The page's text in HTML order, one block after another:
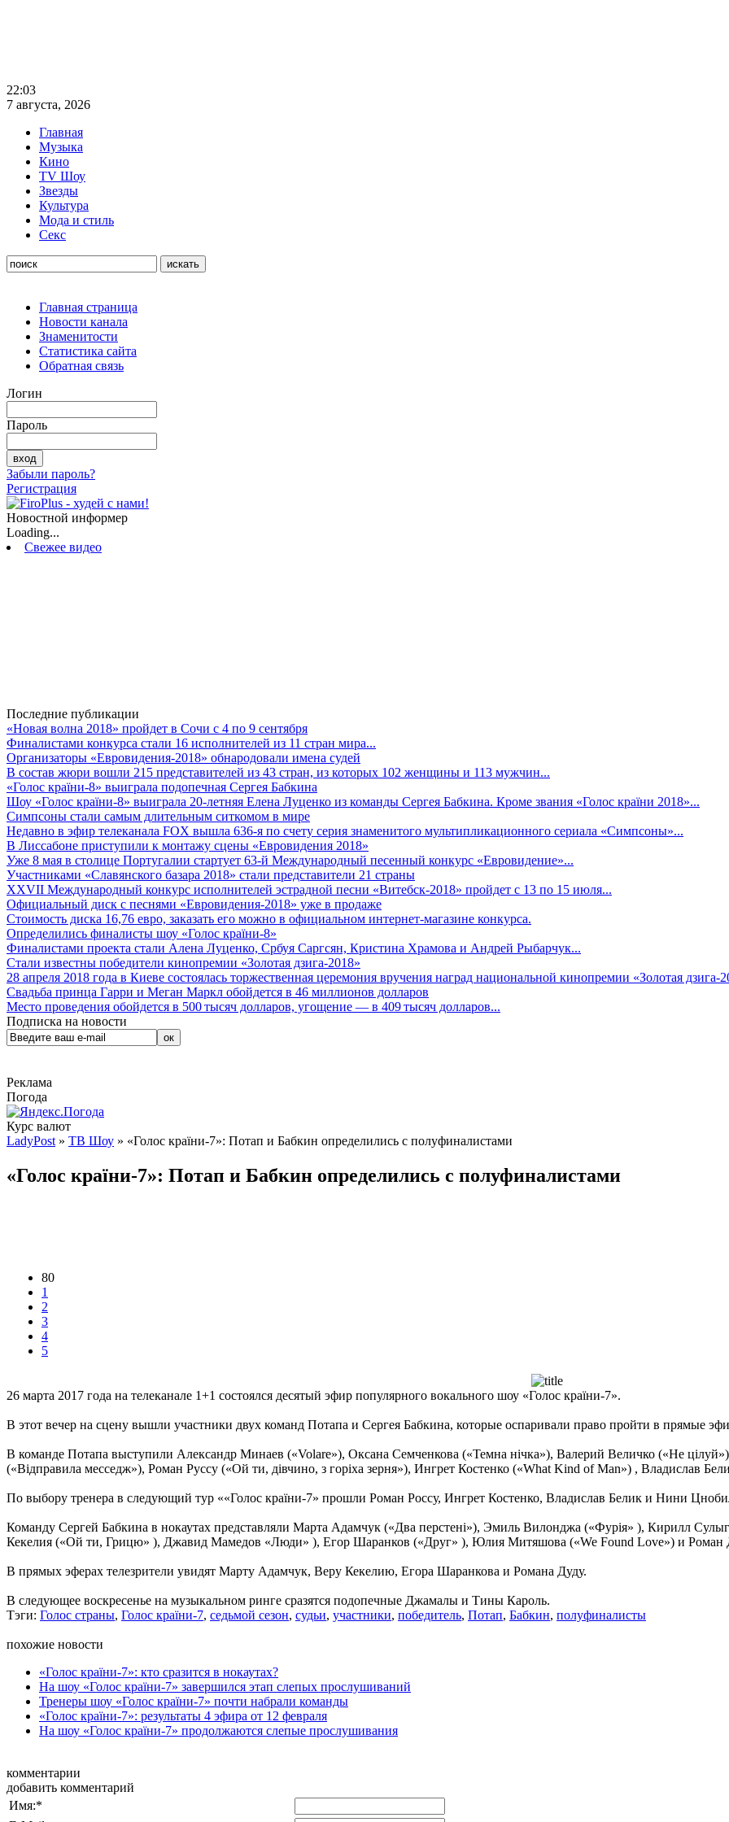
22:03
7 августа, 2026
Главная
Музыка
Кино
TV Шоу
Звезды
Культура
Мода и стиль
Секс
Главная страница
Новости канала
Знаменитости
Статистика сайта
Обратная связь
Логин
Пароль
Забыли пароль?
Регистрация
Новостной информер
Loading...
Свежее видео
Последние публикации
«Новая волна 2018» пройдет в Сочи с 4 по 9 сентября
Финалистами конкурса стали 16 исполнителей из 11 стран мира...
Организаторы «Евровидения-2018» обнародовали имена судей
В состав жюри вошли 215 представителей из 43 стран, из которых 102 женщины и 113 мужчин...
«Голос країни-8» выиграла подопечная Сергея Бабкина
Шоу «Голос країни-8» выиграла 20-летняя Елена Луценко из команды Сергея Бабкина. Кроме звания «Голос країни 2018»...
Симпсоны стали самым длительным ситкомом в мире
Недавно в эфир телеканала FOX вышла 636-я по счету серия знаменитого мультипликационного сериала «Симпсоны»...
В Лиссабоне приступили к монтажу сцены «Евровидения 2018»
Уже 8 мая в столице Португалии стартует 63-й Международный песенный конкурс «Евровидение»...
Участниками «Славянского базара 2018» стали представители 21 страны
XXVII Международный конкурс исполнителей эстрадной песни «Витебск-2018» пройдет с 13 по 15 июля...
Официальный диск с песнями «Евровидения-2018» уже в продаже
Стоимость диска 16,76 евро, заказать его можно в официальном интернет-магазине конкурса.
Определились финалисты шоу «Голос країни-8»
Финалистами проекта стали Алена Луценко, Србуя Саргсян, Кристина Храмова и Андрей Рыбарчук...
Стали известны победители кинопремии «Золотая дзига-2018»
28 апреля 2018 года в Киеве состоялась торжественная церемония вручения наград национальной кинопремии «Золотая дзига-
Свадьба принца Гарри и Меган Маркл обойдется в 46 миллионов долларов
Место проведения обойдется в 500 тысяч долларов, угощение — в 409 тысяч долларов...
Подписка на новости
Реклама
Погода
Курс валют
LadyPost » ТВ Шоу » «Голос країни-7»: Потап и Бабкин определились с полуфиналистами
«Голос країни-7»: Потап и Бабкин определились с полуфиналистами
80
1
2
3
4
5
26 марта 2017 года на телеканале 1+1 состоялся десятый эфир популярного вокального шоу «Голос країни-7».
В этот вечер на сцену вышли участники двух команд Потапа и Сергея Бабкина, которые оспаривали право пройти в прямые
В команде Потапа выступили Александр Минаев («Volare»), Оксана Семченкова («Темна нічка»), Валерий Величко («Не
(«Відправила месседж»), Роман Руссу («Ой ти, дівчино, з горіха зерня»), Ингрет Костенко («What Kind of Man») , Владислав
По выбору тренера в следующий тур ««Голос країни-7» прошли Роман Россу, Ингрет Костенко, Владислав Белик и Нини
Команду Сергей Бабкина в нокаутах представляли Марта Адамчук («Два перстені»), Эмиль Вилонджа («Фурія» ), Кирилл
Кекелия («Ой ти, Грицю» ), Джавид Мамедов «Люди» ), Егор Шаранков («Друг» ), Юлия Митяшова («We Found Love») и Роман
В прямых эферах телезрители увидят Марту Адамчук, Веру Кекелию, Егора Шаранкова и Романа Дуду.
В следующее воскресенье на музыкальном ринге сразятся подопечные Джамалы и Тины Кароль.
Тэги: Голос страны, Голос країни-7, седьмой сезон, судьи, участники, победитель, Потап, Бабкин, полуфиналисты
похожие новости
«Голос країни-7»: кто сразится в нокаутах?
На шоу «Голос країни-7» завершился этап слепых прослушиваний
Тренеры шоу «Голос країни-7» почти набрали команды
«Голос країни-7»: результаты 4 эфира от 12 февраля
На шоу «Голос країни-7» продолжаются слепые прослушивания
комментарии
добавить комментарий
Имя:*